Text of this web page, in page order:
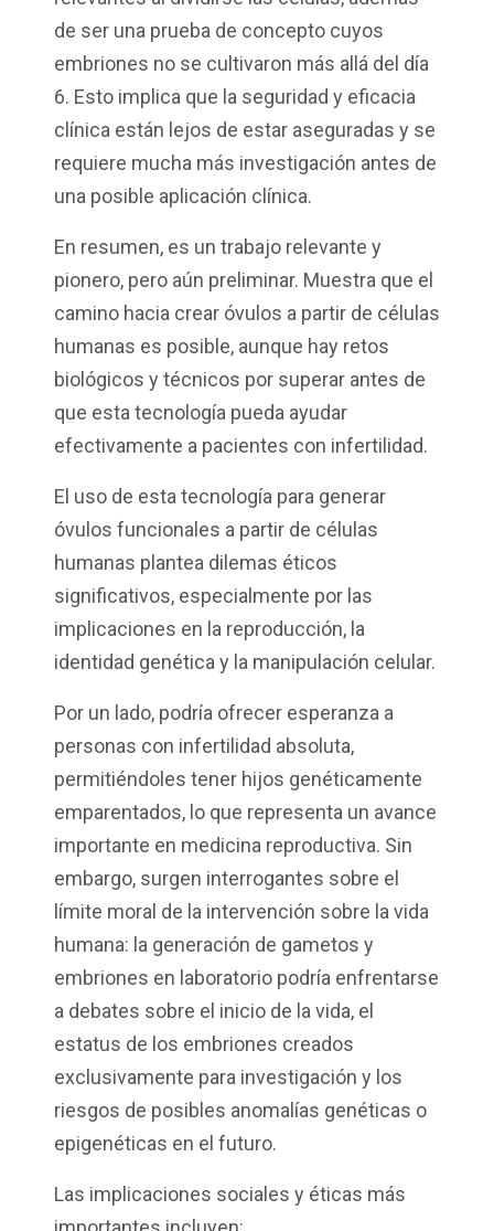
de ser una prueba de concepto cuyos
embriones no se cultivaron más allá del día
6. Esto implica que la seguridad y eficacia
clínica están lejos de estar aseguradas y se
requiere mucha más investigación antes de
una posible aplicación clínica.
En resumen, es un trabajo relevante y
pionero, pero aún preliminar. Muestra que el
camino hacia crear óvulos a partir de células
humanas es posible, aunque hay retos
biológicos y técnicos por superar antes de
que esta tecnología pueda ayudar
efectivamente a pacientes con infertilidad.
El uso de esta tecnología para generar
óvulos funcionales a partir de células
humanas plantea dilemas éticos
significativos, especialmente por las
implicaciones en la reproducción, la
identidad genética y la manipulación celular.
Por un lado, podría ofrecer esperanza a
personas con infertilidad absoluta,
permitiéndoles tener hijos genéticamente
emparentados, lo que representa un avance
importante en medicina reproductiva. Sin
embargo, surgen interrogantes sobre el
límite moral de la intervención sobre la vida
humana: la generación de gametos y
embriones en laboratorio podría enfrentarse
a debates sobre el inicio de la vida, el
estatus de los embriones creados
exclusivamente para investigación y los
riesgos de posibles anomalías genéticas o
epigenéticas en el futuro.
Las implicaciones sociales y éticas más